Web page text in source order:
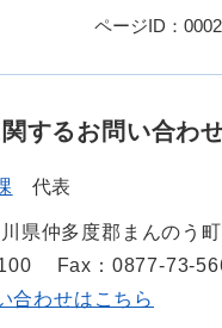
ページID：
するお問い合わ
代表
県仲多度郡まんのう
Fax：0877-73-
合わせはこちら